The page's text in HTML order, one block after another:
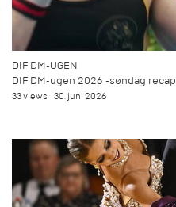
DIF DM-UGEN
DIF DM-ugen 2026 -søndag recap
33 views 30. juni 2026